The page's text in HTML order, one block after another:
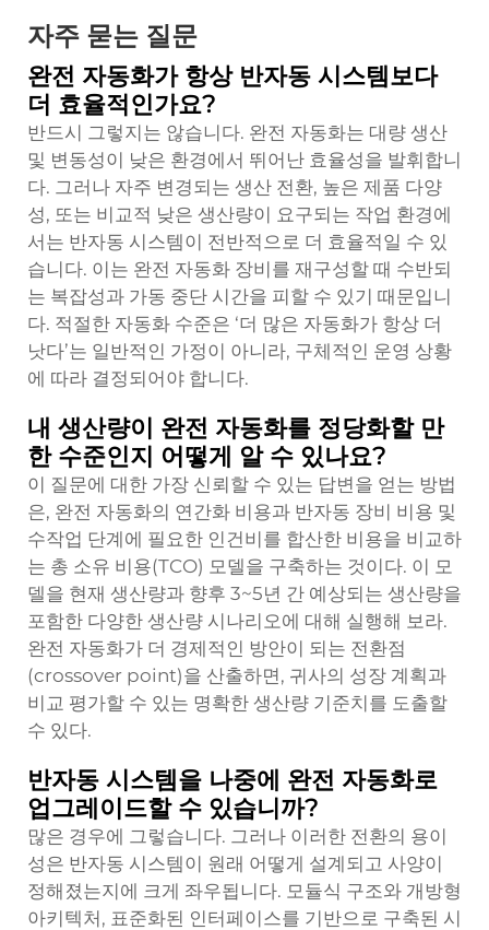
자주 묻는 질문
완전 자동화가 항상 반자동 시스템보다
더 효율적인가요?
반드시 그렇지는 않습니다. 완전 자동화는 대량 생산
및 변동성이 낮은 환경에서 뛰어난 효율성을 발휘합니
다. 그러나 자주 변경되는 생산 전환, 높은 제품 다양
성, 또는 비교적 낮은 생산량이 요구되는 작업 환경에
서는 반자동 시스템이 전반적으로 더 효율적일 수 있
습니다. 이는 완전 자동화 장비를 재구성할 때 수반되
는 복잡성과 가동 중단 시간을 피할 수 있기 때문입니
다. 적절한 자동화 수준은 ‘더 많은 자동화가 항상 더
낫다’는 일반적인 가정이 아니라, 구체적인 운영 상황
에 따라 결정되어야 합니다.
내 생산량이 완전 자동화를 정당화할 만
한 수준인지 어떻게 알 수 있나요?
이 질문에 대한 가장 신뢰할 수 있는 답변을 얻는 방법
은, 완전 자동화의 연간화 비용과 반자동 장비 비용 및
수작업 단계에 필요한 인건비를 합산한 비용을 비교하
는 총 소유 비용(TCO) 모델을 구축하는 것이다. 이 모
델을 현재 생산량과 향후 3~5년 간 예상되는 생산량을
포함한 다양한 생산량 시나리오에 대해 실행해 보라.
완전 자동화가 더 경제적인 방안이 되는 전환점
(crossover point)을 산출하면, 귀사의 성장 계획과
비교 평가할 수 있는 명확한 생산량 기준치를 도출할
수 있다.
반자동 시스템을 나중에 완전 자동화로
업그레이드할 수 있습니까?
많은 경우에 그렇습니다. 그러나 이러한 전환의 용이
성은 반자동 시스템이 원래 어떻게 설계되고 사양이
정해졌는지에 크게 좌우됩니다. 모듈식 구조와 개방형
아키텍처, 표준화된 인터페이스를 기반으로 구축된 시